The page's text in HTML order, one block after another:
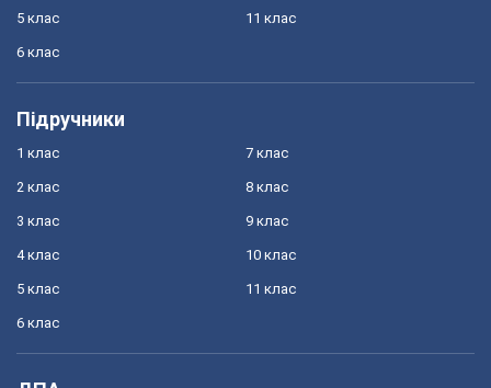
5 клас
6 клас
11 клас
Підручники
1 клас
2 клас
3 клас
4 клас
5 клас
6 клас
7 клас
8 клас
9 клас
10 клас
11 клас